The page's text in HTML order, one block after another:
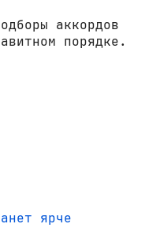
аккордов
порядке.
ярче